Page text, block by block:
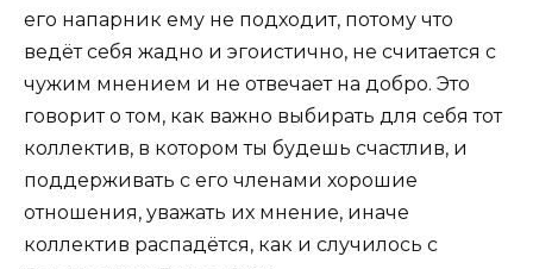
его напарник ему не подходит, потому что
ведёт себя жадно и эгоистично, не считается с
чужим мнением и не отвечает на добро. Это
говорит о том, как важно выбирать для себя тот
коллектив, в котором ты будешь счастлив, и
поддерживать с его членами хорошие
отношения, уважать их мнение, иначе
коллектив распадётся, как и случилось с